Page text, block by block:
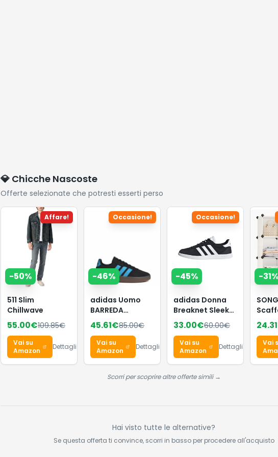
💎 Chicche Nascoste
Offerte selezionate che potresti esserti perso
Affare!
-50%
511 Slim
Chillwave
55.00€109.85€
Vai su
Amazon
Dettagli
Occasione!
-46%
adidas Uomo
BARREDA
Decode Shoes,
Core Black/Lucid
Aquamarine/GUM5,
38 EU
45.61€85.00€
Vai su
Amazon
Dettagli
Occasione!
-45%
adidas Donna
Breaknet Sleek
Shoes, Core
Black/Ftwr
White/Core
Black, 38 EU
33.00€60.00€
Vai su
Amazon
Dettagli
-31%
Cubi,
24.31
Vai
Scorri per scoprire altre offerte simili →
Hai visto tutte le alternative?
Se questa offerta ti convince, scorri in basso per procedere all'acquisto